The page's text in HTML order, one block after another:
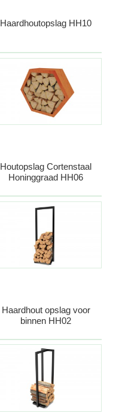
Haardhoutopslag HH10
Houtopslag Cortenstaal
Honinggraad HH06
Haardhout opslag voor
binnen HH02